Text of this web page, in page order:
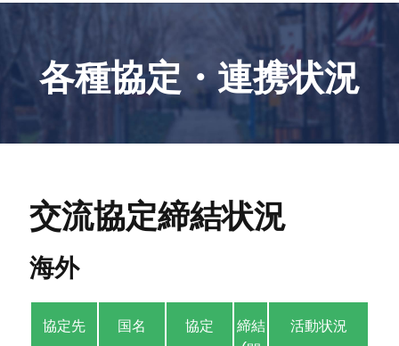
各種協定・連携状況
交流協定締結状況
海外
協定先 国名 協定
締結
活動状況